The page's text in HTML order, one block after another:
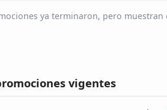
ya terminaron, pero
vigentes